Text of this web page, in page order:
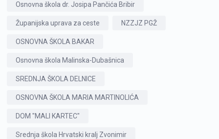
Osnovna škola dr. Josipa Pančića Bribir
Županijska uprava za ceste NZZJZ PGŽ
OSNOVNA ŠKOLA BAKAR
Osnovna škola Malinska-Dubašnica
SREDNJA ŠKOLA DELNICE
OSNOVNA ŠKOLA MARIA MARTINOLIĆA
DOM "MALI KARTEC"
Srednja škola Hrvatski kralj Zvonimir